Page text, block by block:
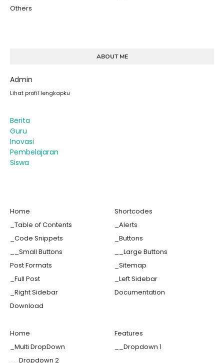
Others
ABOUT ME
Admin
Lihat profil lengkapku
Berita
Guru
Inovasi
Pembelajaran
Siswa
Home
Shortcodes
_Table of Contents
_Alerts
_Code Snippets
_Buttons
__Small Buttons
__Large Buttons
Post Formats
_Sitemap
_Full Post
_Left Sidebar
_Right Sidebar
Documentation
Download
Home
Features
_Multi DropDown
__Dropdown 1
__Dropdown 2